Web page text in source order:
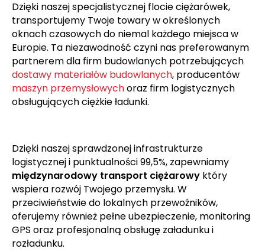
Dzięki naszej specjalistycznej flocie ciężarówek,
transportujemy Twoje towary w określonych
oknach czasowych do niemal każdego miejsca w
Europie. Ta niezawodność czyni nas preferowanym
partnerem dla firm budowlanych potrzebujących
dostawy materiałów budowlanych, producentów
maszyn przemysłowychoraz firm logistycznych
obsługujących ciężkie ładunki.
Dzięki naszej sprawdzonej infrastrukturze
logistycznej i punktualności 99,5%, zapewniamy
międzynarodowy transport ciężarowy który
wspiera rozwój Twojego przemysłu. W
przeciwieństwie do lokalnych przewoźników,
oferujemy również pełne ubezpieczenie, monitoring
GPS oraz profesjonalną obsługę załadunku i
rozładunku.